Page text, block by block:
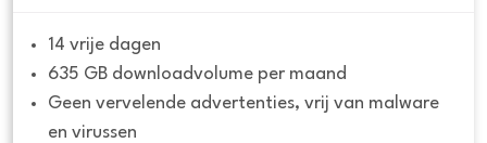
14 vrije dagen
635 GB downloadvolume per maand
Geen vervelende advertenties, vrij van malware
en virussen